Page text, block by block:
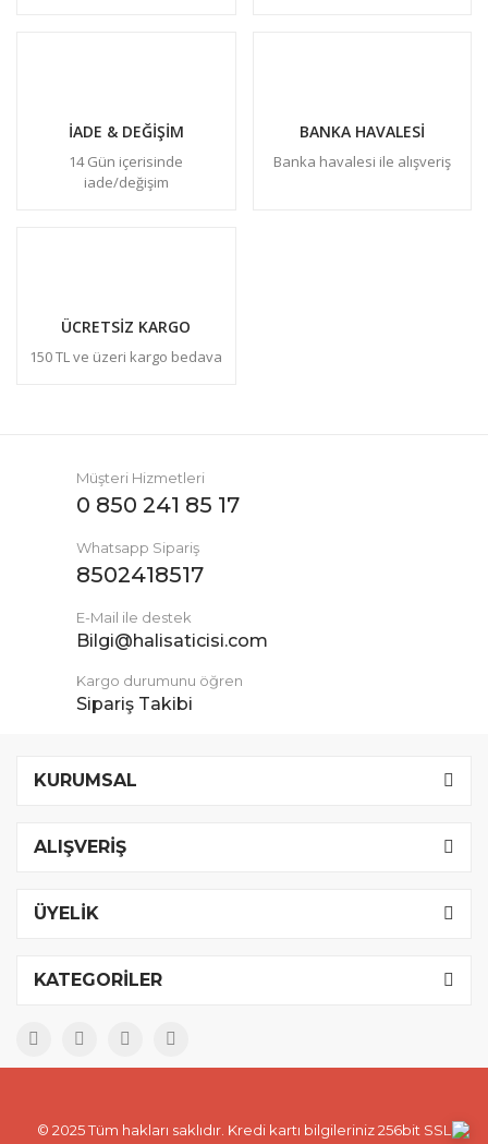
İADE & DEĞİŞİM
14 Gün içerisinde
iade/değişim
BANKA HAVALESİ
Banka havalesi ile alışveriş
ÜCRETSİZ KARGO
150 TL ve üzeri kargo bedava
Müşteri Hizmetleri
0 850 241 85 17
Whatsapp Sipariş
8502418517
E-Mail ile destek
Bilgi@halisaticisi.com
Kargo durumunu öğren
Sipariş Takibi
KURUMSAL
ALIŞVERİŞ
ÜYELİK
KATEGORİLER
© 2025 Tüm hakları saklıdır. Kredi kartı bilgileriniz 256bit SSL